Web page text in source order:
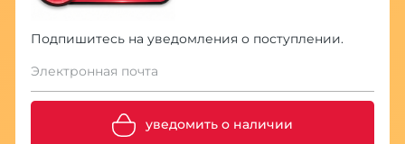
Подпишитесь на уведомления о поступлении.
Электронная почта
уведомить о наличии